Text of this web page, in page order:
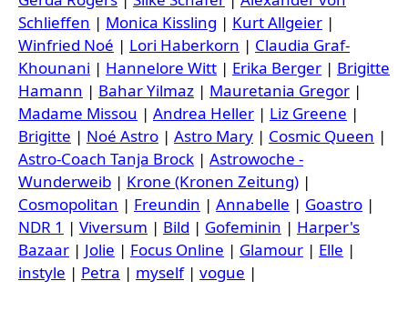
Schlieffen | Monica Kissling | Kurt Allgeier |
Winfried Noé | Lori Haberkorn | Claudia Graf-
Khounani | Hannelore Witt | Erika Berger | Brigitte
Hamann | Bahar Yilmaz | Mauretania Gregor |
Madame Missou | Andrea Heller | Liz Greene |
Brigitte | Noé Astro | Astro Mary | Cosmic Queen |
Astro-Coach Tanja Brock | Astrowoche -
Wunderweib | Krone (Kronen Zeitung) |
Cosmopolitan | Freundin | Annabelle | Goastro |
NDR 1 | Viversum | Bild | Gofeminin | Harper's
Bazaar | Jolie | Focus Online | Glamour | Elle |
instyle | Petra | myself| vogue |